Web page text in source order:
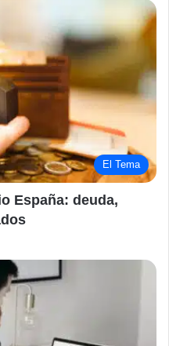
El Tema
España: deuda,